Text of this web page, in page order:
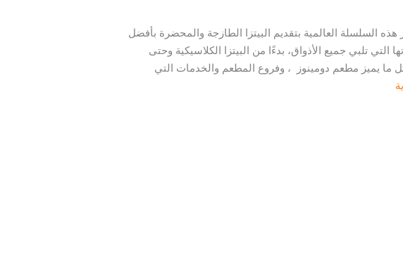
السلسلة العالمية بتقديم البيتزا الطازجة والمحضرة بأفضل
التي تلبي جميع الأذواق، بدءًا من البيتزا الكلاسيكية وحتى
ما يميز مطعم دومينوز ، وفروع المطعم والخدمات التي